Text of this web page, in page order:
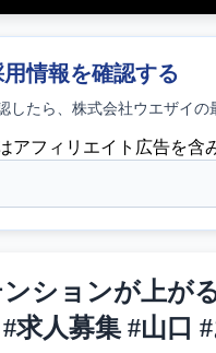
情報を確認する
したら、 株式会社ウエザイの
アフィリエイト広告を含
ションが上が
求人募集 #山口